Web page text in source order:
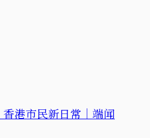
香港市民新日常｜端闻